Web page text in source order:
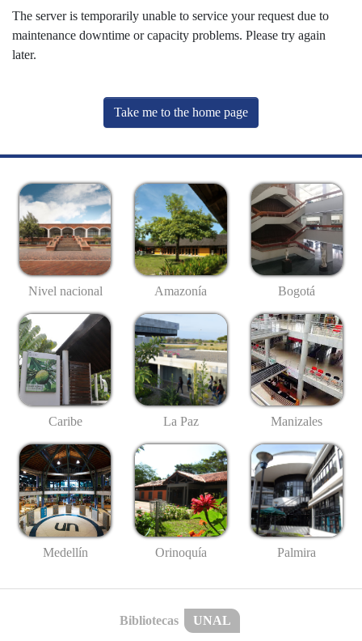
The server is temporarily unable to service your request due to
maintenance downtime or capacity problems. Please try again
later.
Take me to the home page
Nivel nacional Amazonía Bogotá
Caribe La Paz Manizales
Medellín Orinoquía Palmira
Bibliotecas UNAL